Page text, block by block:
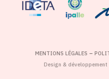
MENTIONS LÉGALES –
Design &